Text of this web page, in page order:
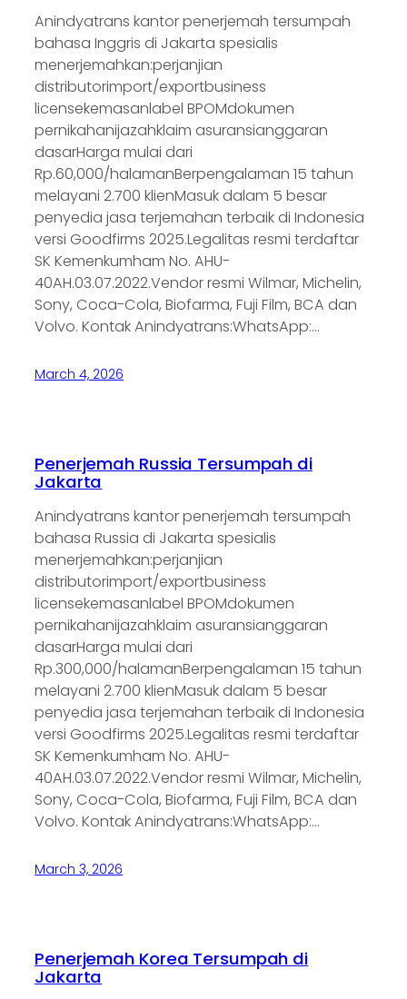
Anindyatrans kantor penerjemah tersumpah
bahasa Inggris di Jakarta spesialis
menerjemahkan:perjanjian
distributorimport/exportbusiness
licensekemasanlabel BPOMdokumen
pernikahanijazahklaim asuransianggaran
dasarHarga mulai dari
Rp.60,000/halamanBerpengalaman 15 tahun
melayani 2.700 klienMasuk dalam 5 besar
penyedia jasa terjemahan terbaik di Indonesia
versi Goodfirms 2025.Legalitas resmi terdaftar
SK Kemenkumham No. AHU-
40AH.03.07.2022.Vendor resmi Wilmar, Michelin,
Sony, Coca-Cola, Biofarma, Fuji Film, BCA dan
Volvo. Kontak Anindyatrans:WhatsApp:…
March 4, 2026
Penerjemah Russia Tersumpah di
Jakarta
Anindyatrans kantor penerjemah tersumpah
bahasa Russia di Jakarta spesialis
menerjemahkan:perjanjian
distributorimport/exportbusiness
licensekemasanlabel BPOMdokumen
pernikahanijazahklaim asuransianggaran
dasarHarga mulai dari
Rp.300,000/halamanBerpengalaman 15 tahun
melayani 2.700 klienMasuk dalam 5 besar
penyedia jasa terjemahan terbaik di Indonesia
versi Goodfirms 2025.Legalitas resmi terdaftar
SK Kemenkumham No. AHU-
40AH.03.07.2022.Vendor resmi Wilmar, Michelin,
Sony, Coca-Cola, Biofarma, Fuji Film, BCA dan
Volvo. Kontak Anindyatrans:WhatsApp:…
March 3, 2026
Penerjemah Korea Tersumpah di
Jakarta